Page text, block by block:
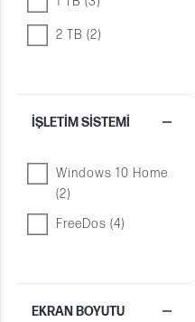
2 TB (2)
İŞLETIM SISTEMI
Windows 10 Home
(2)
FreeDos (4)
EKRAN BOYUTU